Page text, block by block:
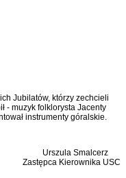
Jubilatów, którzy zechcieli
- muzyk folklorysta Jacenty
instrumenty góralskie.
Urszula Smalcerz
Zastępca Kierownika USC